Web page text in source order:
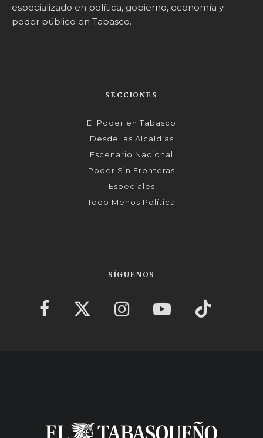
especializado en política, gobierno, economía y
poder público en Tabasco.
SECCIONES
El Poder en Tabasco
Desde las Alcaldías
Escenario Nacional
Poder Sin Fronteras
Especiales
Todo Menos Política
SÍGUENOS